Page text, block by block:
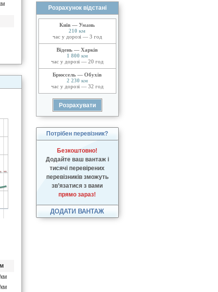
Розрахунок відстані
Київ — Умань
210 км
час у дорозі — 3 год
Відень — Харків
1 800 км
час у дорозі — 20 год
Брюссель — Обухів
2 230 км
час у дорозі — 32 год
Потрібен перевізник?
Безкоштовно!
Додайте ваш вантаж і
тисячі перевірених
перевізників зможуть
зв’язатися з вами
прямо зараз!
ДОДАТИ ВАНТАЖ